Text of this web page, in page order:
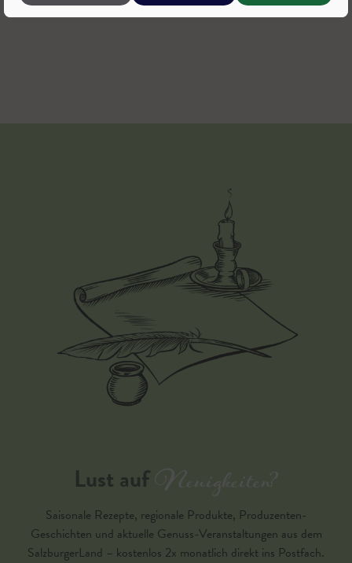
Lust aufNeuigkeiten?
Saisonale Rezepte, regionale Produkte, Produzenten-
Geschichten und aktuelle Genuss-Veranstaltungen aus dem
SalzburgerLand – kostenlos 2x monatlich direkt ins Postfach.